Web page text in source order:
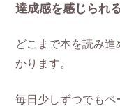
達成感を感じられ
どこまで本を読み
かります。
毎日少しずつでもペ